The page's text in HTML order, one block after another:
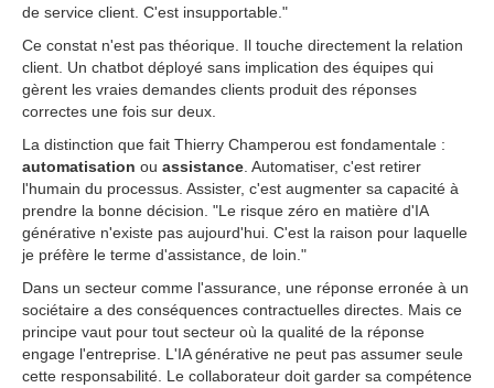
de service client. C'est insupportable."
Ce constat n'est pas théorique. Il touche directement la relation
client. Un chatbot déployé sans implication des équipes qui
gèrent les vraies demandes clients produit des réponses
correctes une fois sur deux.
La distinction que fait Thierry Champerou est fondamentale :
automatisation ou assistance . Automatiser, c'est retirer
l'humain du processus. Assister, c'est augmenter sa capacité à
prendre la bonne décision. "Le risque zéro en matière d'IA
générative n'existe pas aujourd'hui. C'est la raison pour laquelle
je préfère le terme d'assistance, de loin."
Dans un secteur comme l'assurance, une réponse erronée à un
sociétaire a des conséquences contractuelles directes. Mais ce
principe vaut pour tout secteur où la qualité de la réponse
engage l'entreprise. L'IA générative ne peut pas assumer seule
cette responsabilité. Le collaborateur doit garder sa compétence